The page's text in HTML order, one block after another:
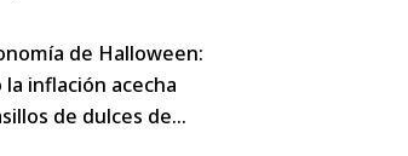
de Halloween:
la inflación acecha
de dulces de